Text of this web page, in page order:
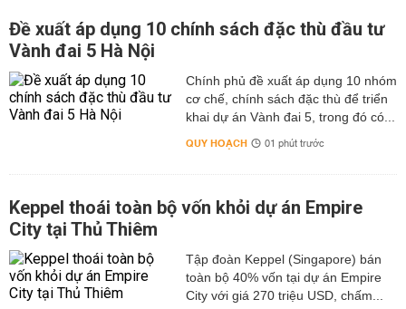
Đề xuất áp dụng 10 chính sách đặc thù đầu tư
Vành đai 5 Hà Nội
Chính phủ đề xuất áp dụng 10 nhóm
cơ chế, chính sách đặc thù để triển
khai dự án Vành đai 5, trong đó có...
QUY HOẠCH 01 phút trước
Keppel thoái toàn bộ vốn khỏi dự án Empire
City tại Thủ Thiêm
Tập đoàn Keppel (Singapore) bán
toàn bộ 40% vốn tại dự án Empire
City với giá 270 triệu USD, chấm...